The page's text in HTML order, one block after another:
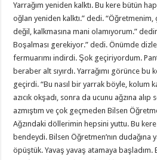
Yarrağım yeniden kalktı. Bu kere bütün
oğlan yeniden kalktı.” dedi.
değil, kalkmasına mani olamıyorum.”
Boşalması gerekiyor.” dedi. Önümde
fermuarımı indirdi. Şok geçiriyordum.
beraber alt sıyırdı. Yarrağımı görünce
geçirdi. “Bu nasıl bir yarrak böyle, kolum
azıcık okşadı, sonra da ucunu ağzına
azmıştım ve çok geçmeden Bilsen
Ağzındaki döllerimin hepsini yuttu. Bu
bendeydi. Bilsen Öğretmen’nın dudağına
öpüştük. Yavaş yavaş atamaya